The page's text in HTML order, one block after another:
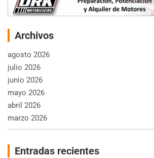
Archivos
agosto 2026
julio 2026
junio 2026
mayo 2026
abril 2026
marzo 2026
Entradas recientes